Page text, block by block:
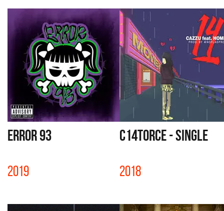
ERROR 93
2019
C14TORCE - SINGLE
2018